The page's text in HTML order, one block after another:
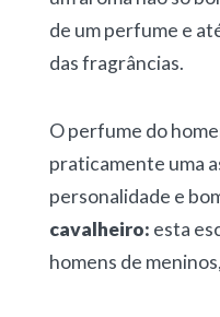
de um perfume e
das fragrâncias.
O perfume do
praticamente uma
personalidade e
cavalheiro: esta
homens de